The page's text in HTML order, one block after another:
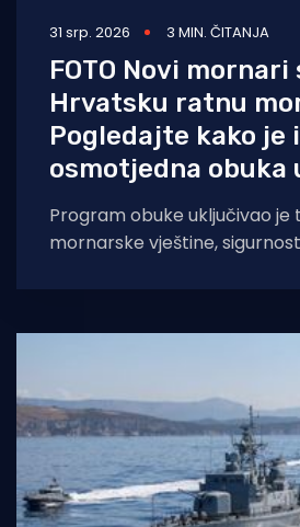
31 srp. 2026 3 MIN. ČITANJA
FOTO Novi
Hrvatsku ratnu
Pogledajte kako je
osmotjedna obuka
Program obuke uključivao je
mornarske vještine,
obuku iz prve